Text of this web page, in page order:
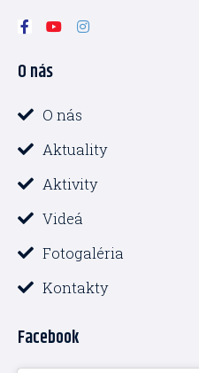
F
a
e
b
o
k
f
Y
u
e
I
n
O nás
O nás
Aktuality
Aktivity
Videá
Fotogaléria
Kontakty
Facebook